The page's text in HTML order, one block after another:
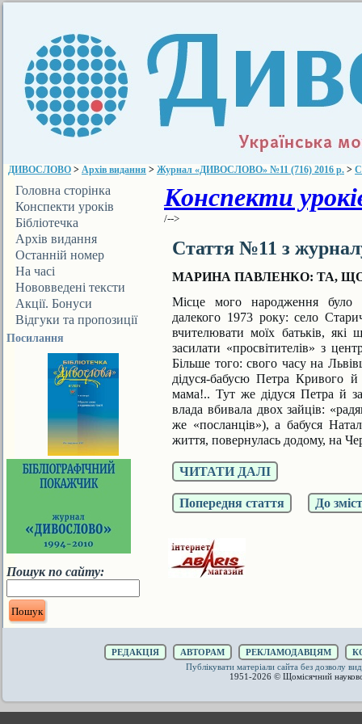
ДИВОСЛОВО > Архів видання > Журнал «ДИВОСЛОВО» №11 (716) 2016 р. >
Головна сторінка
Конспекти уроків
Бібліотечка
ДИВОСЛОВА
Архів видання
Останній номер
На часі
Нововведені тексти
Акції. Бонуси
Відгуки та пропозиції
Посилання
Пошук по сайту:
Конспекти
/-->
Стаття №11 з
МАРИНА ПАВЛЕНКО: ТА,
Місце мого народження було
далекого 1973 року: село
вчителювати моїх батьків, які
засилати «просвітителів» з
Більше того: свого часу на
дідуся-бабусю Петра Кривого
мама!..Тут же дідуся Петра й
влада вбивала двох зайців:
же «посланців»), а бабуся
життя, повернулась додому, на
ЧИТАТИ ДАЛІ
Попередня стаття До
РЕДАКЦІЯ АВТОРАМ РЕКЛАМОДАВЦЯМ
Публікувати матеріали сайта без дозволу
1951-2026 © Щомісячний